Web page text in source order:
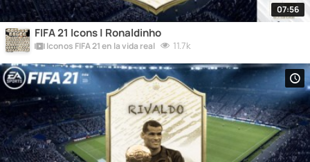
07:56
FIFA 21 Icons | Ronaldinho
Iconos FIFA 21 en la vida real 11.7k